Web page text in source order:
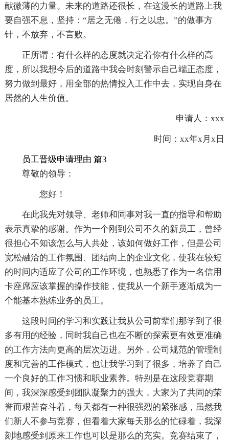
献微薄的力量。未来的道路还很长，在这漫长的道路上我
要自强不息，坚持：“居之无倦，行之以忠。”的做事方
针，不放弃，不言败。
正所谓：有什么样的态度就决定着你有什么样的高
度，所以我想今后的道路中我会时刻警示自己端正态度，
努力做到最好，用全部的热情投入工作中去，实现自身在
居然的人生价值。
申请人：xxx
时间：xx年x月x日
员工晋级申请理由 篇3
尊敬的领导：
您好！
在此我先对领导、老师和同事对我一直的指导和帮助
表示真挚的感谢。作为一个刚到公司不久的新员工，曾经
很担心不知该怎么与人共处，该如何做好工作，但是公司
宽松融洽的工作氛围、团结向上的企业文化，使我在较短
的时间内适应了公司的工作环境，也熟悉了作为一名信用
卡座席应该掌握的操作技能，使我从一个新手逐渐成为一
个能基本熟练业务的员工。
这段时间的学习和实践让我从公司前辈们那学到了很
多有用的经验，同时我自己也在不断的探索更有效更准确
的工作方法向更高的层次迈进。另外，公司规范的管理制
度和完善的工作模式，也让我学习到了很多，培养了自己
一个良好的工作习惯和职业素养。特别是在这段竞赛期
间，我深深感受到团队凝聚力的强大，大家为了共同的荣
誉而艰苦奋斗着，每天都有一种很强烈的紧张感，虽然我
们新人不参与竞赛，但看着大家每天那么的忙碌着，我深
刻地感受到原来工作也可以是那么的充实。竞赛结束了，